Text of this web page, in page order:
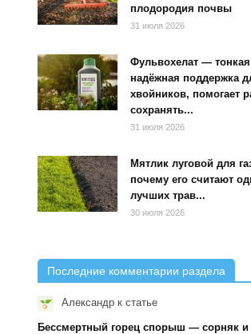
плодородия почвы
31 июля 2026
Фульвохелат —
надёжная поддержка
хвойников, помогает
сохранять...
31 июля 2026
Мятлик луговой для
почему его считают
лучших трав...
30 июля 2026
Последние комментарии раздела
Александр к статье
Бессмертный горец спорыш — сорняк и